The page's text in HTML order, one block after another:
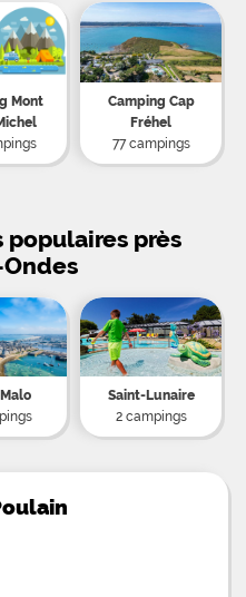
Mont
Camping Cap
Fréhel
77 campings
près
Saint-Lunaire
2 campings